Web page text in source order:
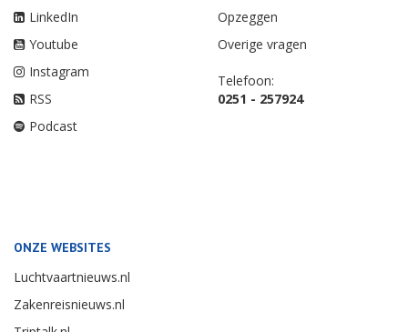
LinkedIn
Youtube
Instagram
RSS
Podcast
Opzeggen
Overige vragen
Telefoon:
0251 - 257924
ONZE WEBSITES
Luchtvaartnieuws.nl
Zakenreisnieuws.nl